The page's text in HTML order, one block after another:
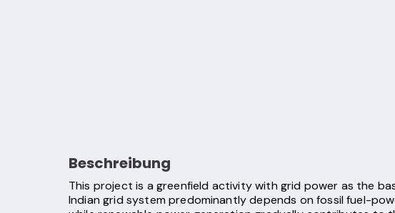
Beschreibung
This project is a greenfield activity with grid power as the
Indian grid system predominantly depends on fossil fuel-